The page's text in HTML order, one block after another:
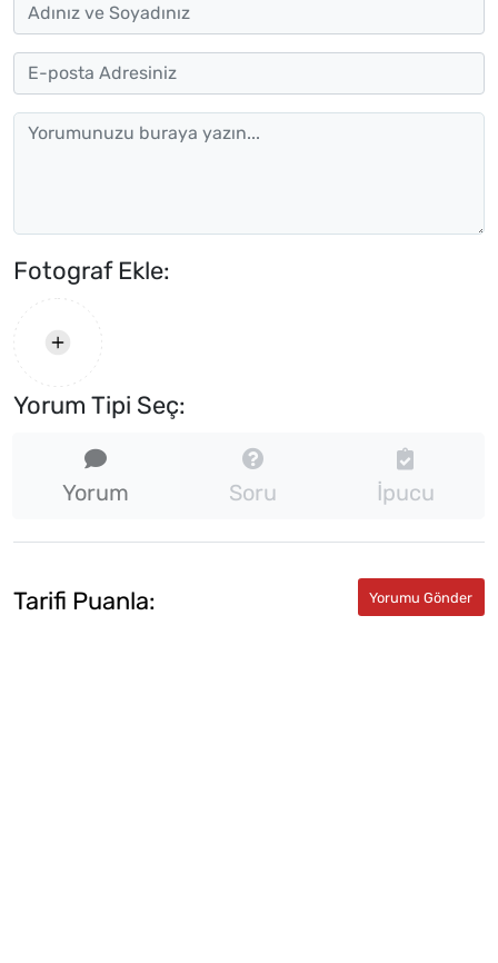
Fotograf Ekle:
Yorum Tipi Seç:
Yorum Soru İpucu
Tarifi Puanla: